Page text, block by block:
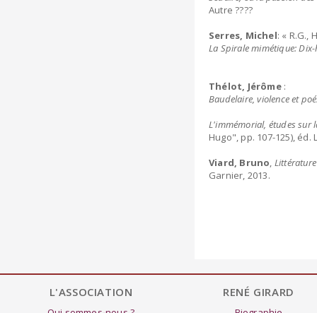
Autre ????
Serres, Michel: « R.G.,
La Spirale mimétique:
Thélot, Jérôme:
Baudelaire, violence et
L'immémorial, études sur
Hugo", pp. 107-125),
Viard, Bruno,
Garnier, 2013.
L'ASSOCIATION RENÉ GIRARD